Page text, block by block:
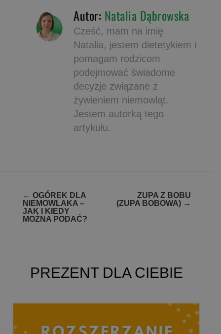
Autor: Natalia Dąbrowska
Cześć, mam na imię
Natalia, jestem dietetykiem i
pomagam rodzicom
podejmować świadome
decyzje związane z
żywieniem niemowląt.
Jestem autorką tego
artykułu.
Zobacz
wpisy
← OGÓREK DLA
NIEMOWLAKA –
JAK I KIEDY
MOŻNA PODAĆ?
ZUPA Z BOBU
(ZUPA BOBOWA) →
PREZENT DLA CIEBIE